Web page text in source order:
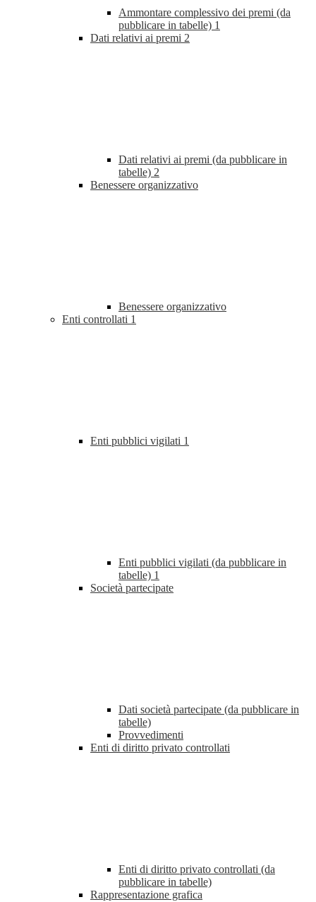
Ammontare complessivo dei premi (da
pubblicare in tabelle) 1
Dati relativi ai premi 2
Dati relativi ai premi (da pubblicare in
tabelle) 2
Benessere organizzativo
Benessere organizzativo
Enti controllati 1
Enti pubblici vigilati 1
Enti pubblici vigilati (da pubblicare in
tabelle) 1
Società partecipate
Dati società partecipate (da pubblicare in
tabelle)
Provvedimenti
Enti di diritto privato controllati
Enti di diritto privato controllati (da
pubblicare in tabelle)
Rappresentazione grafica